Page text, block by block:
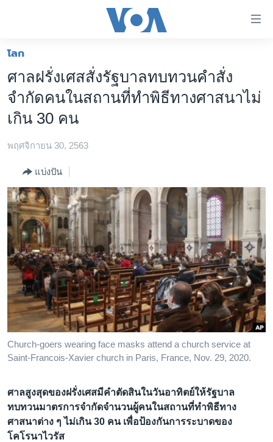
ต่อ
ไป
เนื้อหา
หลัก
ไป
ข้าม
ไป
การ
ค้นหา
โลก
เอเชีย
ไทย
ธุรกิจ
วิทยาศาสตร์
สังคมและสุขภาพ
ไลฟ์สไตล์
ตรวจสอบข่าว
เรียนรู้ภาษาอังกฤษ
พอดคาสต์
ติดตามเรา
เลือกภาษา
โลก
ศาลฝรั่งเศสสั่งรัฐบาลทบทวนคำสั่ง
จำกัดคนในสถานที่ทำพิธีทางศาสนาไม่
เกิน 30 คน
พฤศจิกายน 30, 2563
แบ่งปัน
Church-goers wearing face masks attend a church service at
Saint-Francois-Xavier church in Paris, France, Nov. 29, 2020.
ศาลสูงสุดของฝรั่งเศสมีคำตัดสินในวันอาทิตย์ให้รัฐบาล
ทบทวนมาตรการจำกัดจำนวนผู้คนในสถานที่ทำพิธีทาง
ศาสนาต่าง ๆ ไม่เกิน 30 คน เพื่อป้องกันการระบาดของ
โคโรนาไวรัส